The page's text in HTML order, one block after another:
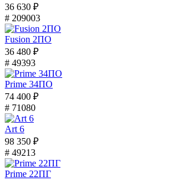
36 630 ₽
# 209003
Fusion 2ПО
36 480 ₽
# 49393
Prime 34ПО
74 400 ₽
# 71080
Art 6
98 350 ₽
# 49213
Prime 22ПГ